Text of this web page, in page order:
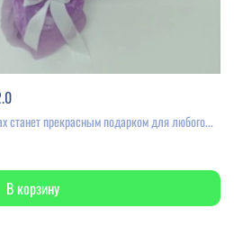
станет прекрасным подарком для любого...
В корзину